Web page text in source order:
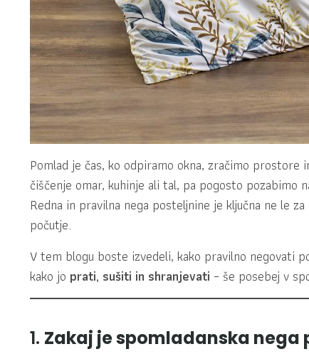
Pomlad je čas, ko odpiramo okna, zračimo
čiščenje omar, kuhinje ali tal, pa pogosto pozabimo
Redna in pravilna nega posteljnine je ključna ne le za
počutje.
V tem blogu boste izvedeli, kako pravilno negovati
kako jo prati, sušiti in shranjevati – še posebej v
1. Zakaj je spomladanska